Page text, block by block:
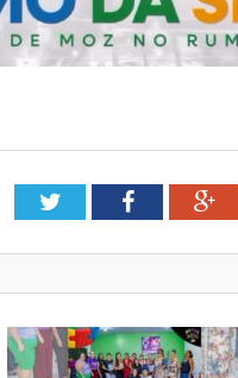
TwitterFacebook